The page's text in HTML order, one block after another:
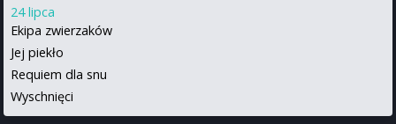
24 lipca
Ekipa zwierzaków
Jej piekło
Requiem dla snu
Wyschnięci